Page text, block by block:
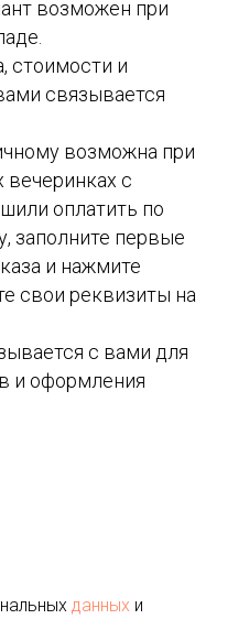
возможен при
стоимости и
связывается
возможна при
вечеринках с
оплатить по
заполните первые
и нажмите
свои реквизиты на
с вами для
и оформления
данных и